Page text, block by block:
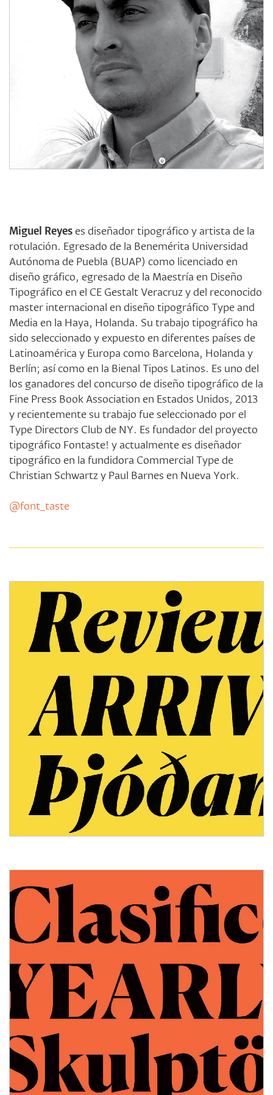
Miguel Reyes es diseñador tipográfico y artista de la
rotulación. Egresado de la Benemérita Universidad
Autónoma de Puebla (BUAP) como licenciado en
diseño gráfico, egresado de la Maestría en Diseño
Tipográfico en el CE Gestalt Veracruz y del reconocido
master internacional en diseño tipográfico Type and
Media en la Haya, Holanda. Su trabajo tipográfico ha
sido seleccionado y expuesto en diferentes países de
Latinoamérica y Europa como Barcelona, Holanda y
Berlín; así como en la Bienal Tipos Latinos. Es uno del
los ganadores del concurso de diseño tipográfico de la
Fine Press Book Association en Estados Unidos, 2013
y recientemente su trabajo fue seleccionado por el
Type Directors Club de NY. Es fundador del proyecto
tipográfico Fontaste! y actualmente es diseñador
tipográfico en la fundidora Commercial Type de
Christian Schwartz y Paul Barnes en Nueva York.
@font_taste